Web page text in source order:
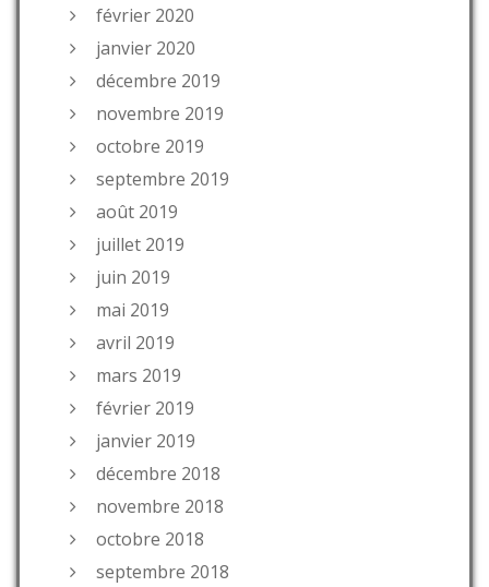
février 2020
janvier 2020
décembre 2019
novembre 2019
octobre 2019
septembre 2019
août 2019
juillet 2019
juin 2019
mai 2019
avril 2019
mars 2019
février 2019
janvier 2019
décembre 2018
novembre 2018
octobre 2018
septembre 2018